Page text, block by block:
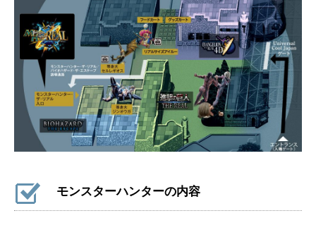
モンスターハンターの内容